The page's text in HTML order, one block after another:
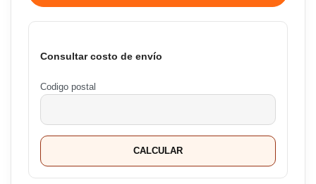
Consultar costo de envío
Codigo postal
CALCULAR